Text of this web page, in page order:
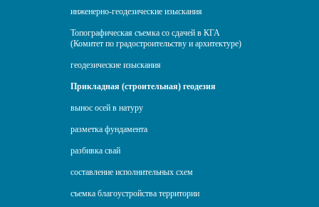
инженерно-геодезические изыскания
Топографическая съемка со сдачей в КГА
(Комитет по градостроительству и архитектуре)
геодезические изыскания
Прикладная (строительная) геодезия
вынос осей в натуру
разметка фундамента
разбивка свай
составление исполнительных схем
съемка благоустройства территории